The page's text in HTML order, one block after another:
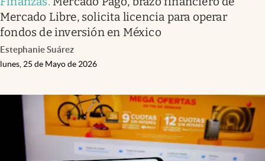
Mercado Libre, solicita licencia para operar
fondos de inversión en México
Estephanie Suárez
lunes, 25 de Mayo de 2026